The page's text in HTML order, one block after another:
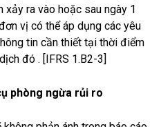
ra vào hoặc sau ngày 1
vị có thể áp dụng các yêu
tin cần thiết tại thời điểm
đó . [IFRS 1.B2-3]
phòng ngừa rủi ro